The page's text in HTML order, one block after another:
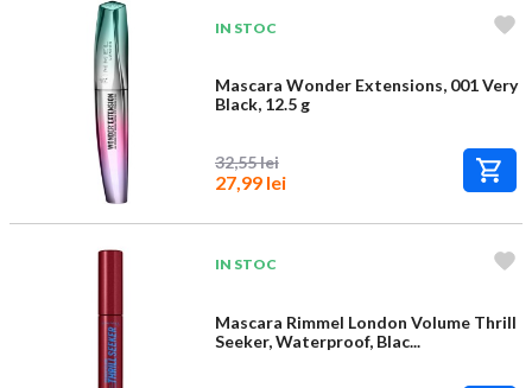
IN STOC
Mascara Wonder Extensions, 001 Very
Black, 12.5 g
32,55 lei
27,99 lei
IN STOC
Mascara Rimmel London Volume Thrill
Seeker, Waterproof, Blac...